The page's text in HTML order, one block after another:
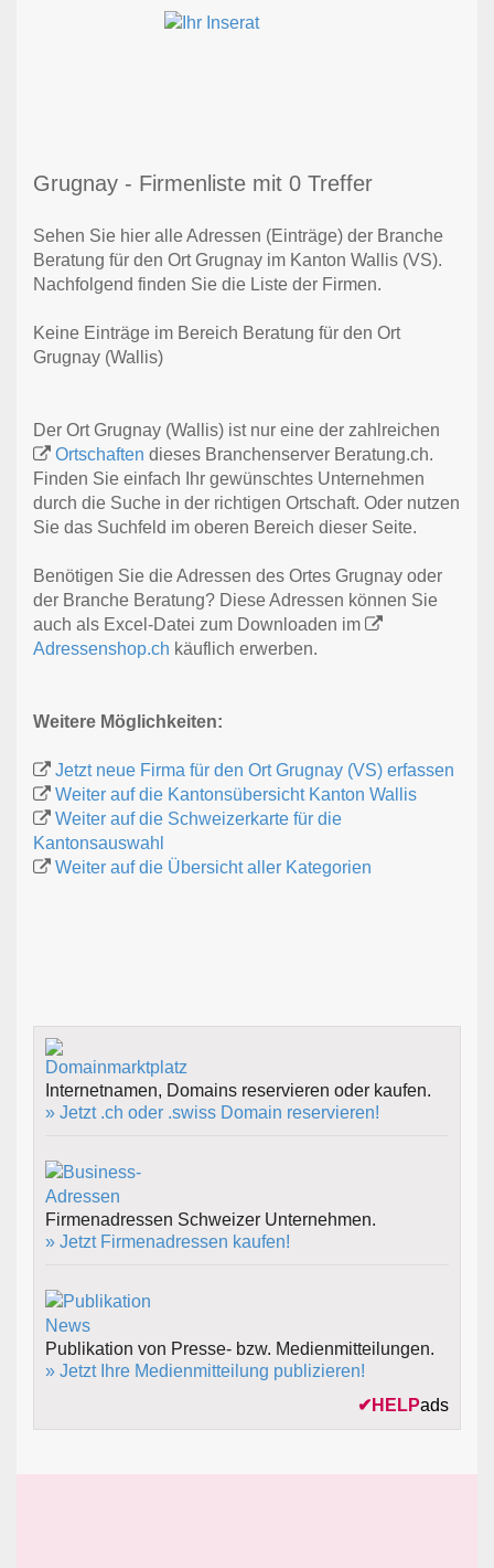
Grugnay - Firmenliste mit 0 Treffer
Sehen Sie hier alle Adressen (Einträge) der Branche
Beratung für den Ort Grugnay im Kanton Wallis (VS).
Nachfolgend finden Sie die Liste der Firmen.
Keine Einträge im Bereich Beratung für den Ort
Grugnay (Wallis)
Der Ort Grugnay (Wallis) ist nur eine der zahlreichen
Ortschaften dieses Branchenserver Beratung.ch.
Finden Sie einfach Ihr gewünschtes Unternehmen
durch die Suche in der richtigen Ortschaft. Oder nutzen
Sie das Suchfeld im oberen Bereich dieser Seite.
Benötigen Sie die Adressen des Ortes Grugnay oder
der Branche Beratung? Diese Adressen können Sie
auch als Excel-Datei zum Downloaden im
Adressenshop.ch käuflich erwerben.
Weitere Möglichkeiten:
Jetzt neue Firma für den Ort Grugnay (VS) erfassen
Weiter auf die Kantonsübersicht Kanton Wallis
Weiter auf die Schweizerkarte für die
Kantonsauswahl
Weiter auf die Übersicht aller Kategorien
Internetnamen, Domains reservieren oder kaufen.
» Jetzt .ch oder .swiss Domain reservieren!
Firmenadressen Schweizer Unternehmen.
» Jetzt Firmenadressen kaufen!
Publikation von Presse- bzw. Medienmitteilungen.
» Jetzt Ihre Medienmitteilung publizieren!
✔ HELPads